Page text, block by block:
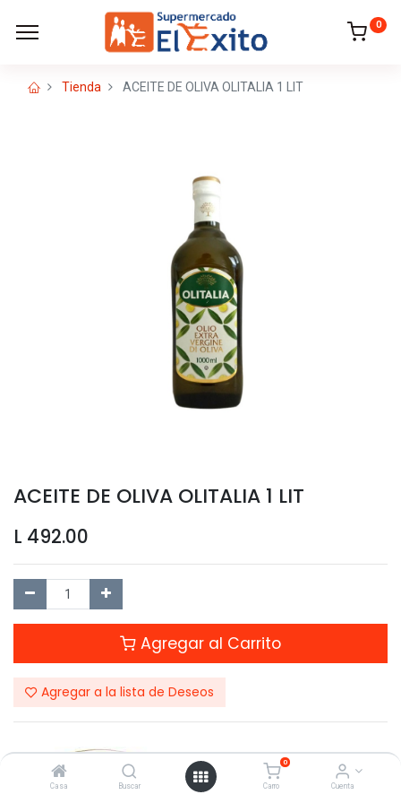
Casa Buscar
0
Carro Cuenta
0
Tienda ACEITE DE OLIVA OLITALIA 1 LIT
ACEITE DE OLIVA OLITALIA 1 LIT
L 492.00
Agregar al Carrito
Agregar a la lista de Deseos